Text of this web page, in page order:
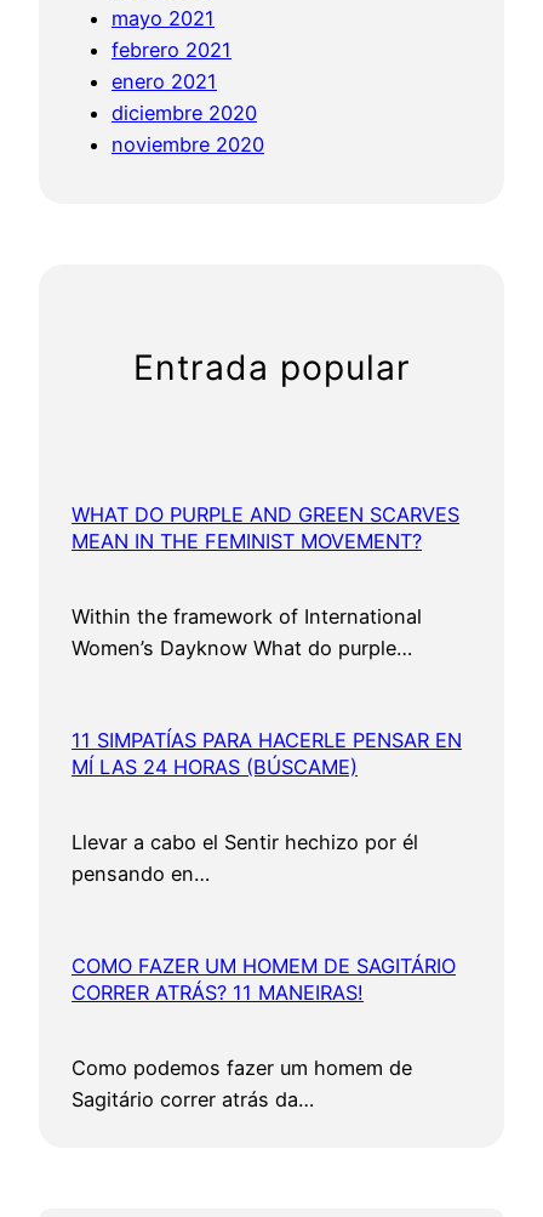
mayo 2021
febrero 2021
enero 2021
diciembre 2020
noviembre 2020
Entrada popular
WHAT DO PURPLE AND GREEN SCARVES
MEAN IN THE FEMINIST MOVEMENT?
Within the framework of International
Women’s Dayknow What do purple…
11 SIMPATÍAS PARA HACERLE PENSAR EN
MÍ LAS 24 HORAS (BÚSCAME)
Llevar a cabo el Sentir hechizo por él
pensando en…
COMO FAZER UM HOMEM DE SAGITÁRIO
CORRER ATRÁS? 11 MANEIRAS!
Como podemos fazer um homem de
Sagitário correr atrás da…